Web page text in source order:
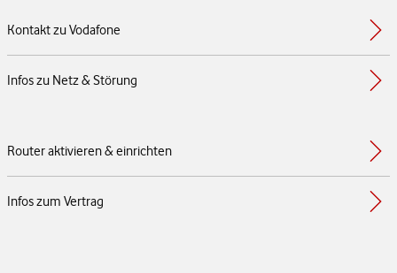
Kontakt zu Vodafone
Infos zu Netz & Störung
Router aktivieren & einrichten
Infos zum Vertrag